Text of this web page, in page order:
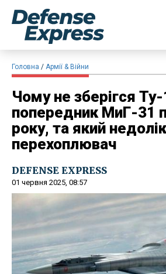
Головна Армії & Війни
Чому не зберігся
попередник МиГ-31
року, та який
перехоплювач
DEFENSE EXPRESS
01 червня 2025, 08:57